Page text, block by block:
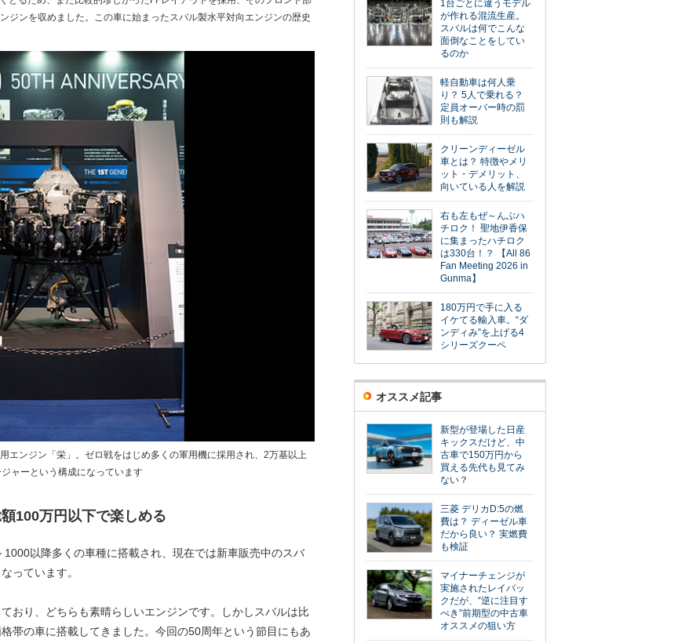
ジンを収めました。この車に始まったスバル製水平対向エンジンの歴史
エンジン「栄」。ゼロ戦をはじめ多くの軍用機に採用され、2万基以上
ャーという構成になっています
100万円以下で楽しめる
以降多くの車種に搭載され、現在では新車販売中のスバ
っています。
おり、どちらも素晴らしいエンジンです。しかしスバルは比
帯の車に搭載してきました。今回の50周年という節目にもあ
1台ごとに違うモデル
が作れる混流生産。
スバルは何でこんな
面倒なことをしてい
るのか
軽自動車は何人乗
り？ 5人で乗れる？
定員オーバー時の罰
則も解説
クリーンディーゼル
車とは？ 特徴やメリ
ット・デメリット、
向いている人を解説
右も左もぜ～んぶハ
チロク！ 聖地伊香保
に集まったハチロク
は330台！？ 【All 86
Fan Meeting 2026 in
Gunma】
180万円で手に入る
イケてる輸入車。“ダ
ンディみ”を上げる4
シリーズクーペ
オススメ記事
新型が登場した日産
キックスだけど、中
古車で150万円から
買える先代も見てみ
ない？
三菱 デリカD:5の燃
費は？ ディーゼル車
だから良い？ 実燃費
も検証
マイナーチェンジが
実施されたレイバッ
クだが、“逆に注目す
べき”前期型の中古車
オススメの狙い方